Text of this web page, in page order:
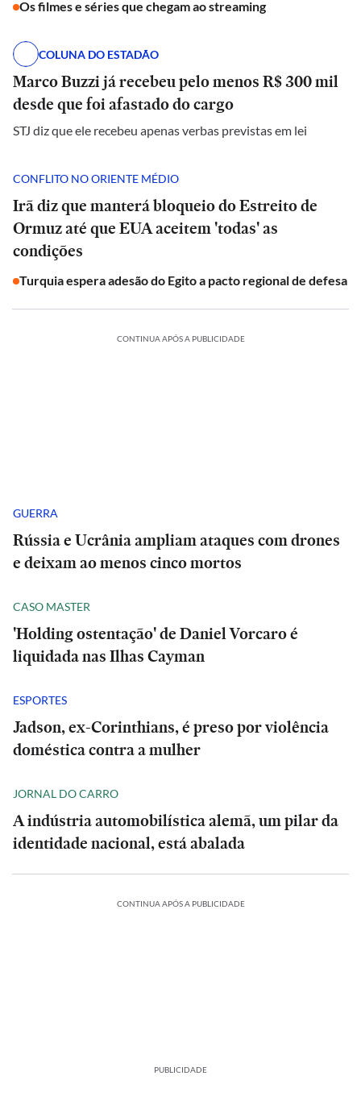
Os filmes e séries que chegam ao streaming
COLUNA DO ESTADÃO
Marco Buzzi já recebeu pelo menos R$ 300 mil
desde que foi afastado do cargo
STJ diz que ele recebeu apenas verbas previstas em lei
CONFLITO NO ORIENTE MÉDIO
Irã diz que manterá bloqueio do Estreito de
Ormuz até que EUA aceitem 'todas' as
condições
Turquia espera adesão do Egito a pacto regional de defesa
CONTINUA APÓS A PUBLICIDADE
GUERRA
Rússia e Ucrânia ampliam ataques com drones
e deixam ao menos cinco mortos
CASO MASTER
'Holding ostentação' de Daniel Vorcaro é
liquidada nas Ilhas Cayman
ESPORTES
Jadson, ex-Corinthians, é preso por violência
doméstica contra a mulher
JORNAL DO CARRO
A indústria automobilística alemã, um pilar da
identidade nacional, está abalada
CONTINUA APÓS A PUBLICIDADE
PUBLICIDADE